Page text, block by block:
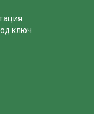
ключ